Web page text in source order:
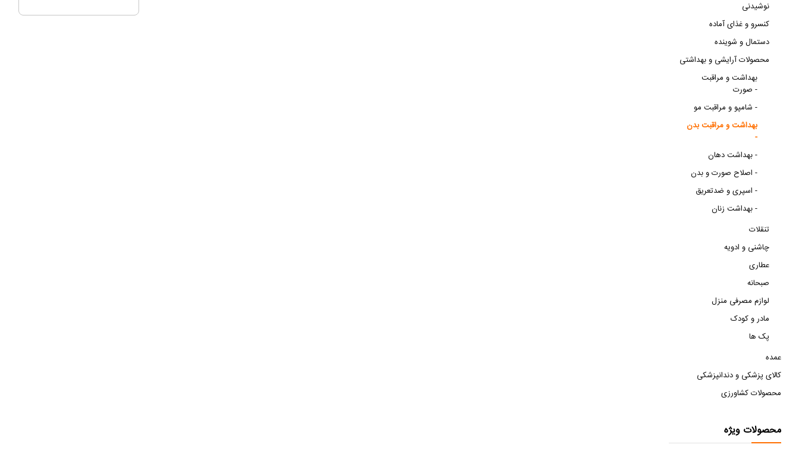
نوشیدنی
کنسرو و غذای آماده
دستمال و شوینده
محصولات آرایشی و بهداشتی
بهداشت و مراقبت
صورت -
شامپو و مراقبت مو -
بهداشت و مراقبت بدن
-
بهداشت دهان -
اصلاح صورت و بدن -
اسپری و ضدتعریق -
بهداشت زنان -
تنقلات
چاشنی و ادویه
عطاری
صبحانه
لوازم مصرفی منزل
مادر و کودک
پک ها
عمده
کالای پزشکی و دندانپزشکی
محصولات کشاورزی
محصولات ویژه